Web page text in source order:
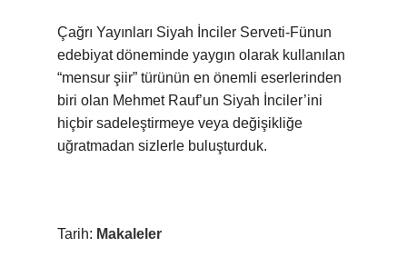
Çağrı Yayınları Siyah İnciler Serveti-Fünun
edebiyat döneminde yaygın olarak kullanılan
“mensur şiir” türünün en önemli eserlerinden
biri olan Mehmet Rauf’un Siyah İnciler’ini
hiçbir sadeleştirmeye veya değişikliğe
uğratmadan sizlerle buluşturduk.
Tarih: Makaleler